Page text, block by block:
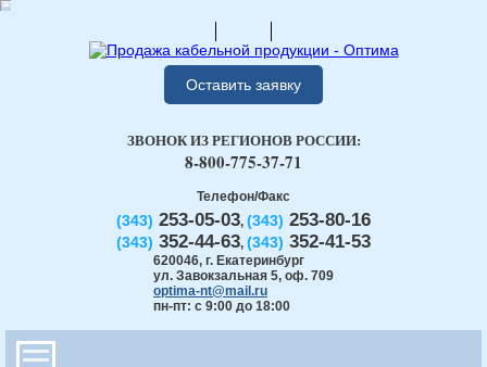
Оставить заявку
Телефон/Факс
(343) 253-05-03, (343) 253-80-16
(343) 352-44-63, (343) 352-41-53
620046, г. Екатеринбург
ул. Завокзальная 5, оф. 709
optima-nt@mail.ru
пн-пт: с 9:00 до 18:00
ЗВОНОК ИЗ РЕГИОНОВ РОССИИ:
8-800-775-37-71